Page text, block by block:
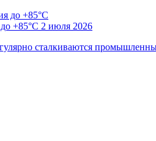
+85°C 2 июля 2026
сталкиваются